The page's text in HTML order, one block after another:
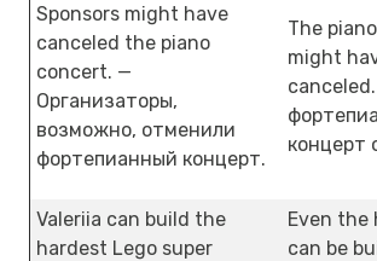
Sponsors might have
canceled the piano
concert. —
Организаторы,
возможно, отменили
фортепианный концерт.
The
might
концерт
Valeriia can build the
hardest Lego super
Even the
can be